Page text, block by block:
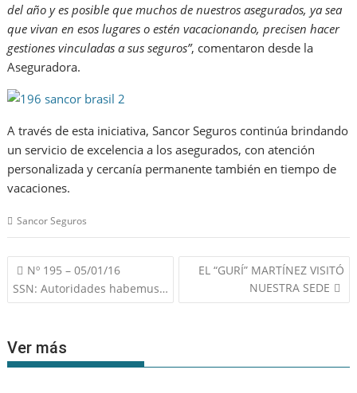
del año y es posible que muchos de nuestros asegurados, ya sea
que vivan en esos lugares o estén vacacionando, precisen hacer
gestiones vinculadas a sus seguros”, comentaron desde la
Aseguradora.
A través de esta iniciativa, Sancor Seguros continúa brindando
un servicio de excelencia a los asegurados, con atención
personalizada y cercanía permanente también en tiempo de
vacaciones.
Sancor Seguros
Navegación
de
entradas
Nº 195 – 05/01/16
SSN: Autoridades habemus…
EL “GURÍ” MARTÍNEZ VISITÓ
NUESTRA SEDE
Ver más